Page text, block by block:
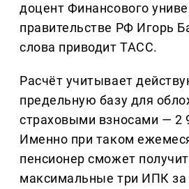
доцент Финансового
правительстве РФ Игорь
слова приводит ТАСС.
Расчёт учитывает
предельную базу для
страховыми взносами — 2
Именно при таком
пенсионер сможет
максимальные три ИПК за